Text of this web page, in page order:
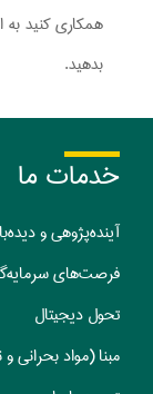
همکاری کنید
بدهید.
خدمات ما
آینده‌پژوهی و
فرصت‌های
تحول دیجیتال
مبنا (مواد بحرانی و